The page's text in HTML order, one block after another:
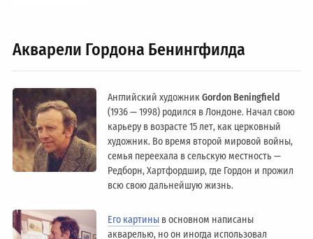
Акварели Гордона Бенингфилда
Английский художникGordon Beningfield
(1936 — 1998) родился в Лондоне. Начал свою
карьеру в возрасте 15 лет, как церковный
художник. Во время второй мировой войны,
семья переехала в сельскую местность —
Редборн, Хартфордшир, где Гордон и прожил
всю свою дальнейшую жизнь.
Его картины в основном написаны
акварелью, но он иногда использовал